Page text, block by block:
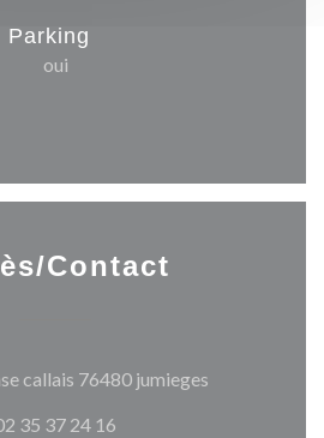
Parking
oui
Contact
callais 76480 jumieges
35 37 24 16